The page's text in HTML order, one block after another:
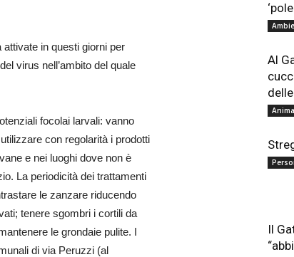
attivate in questi giorni per
virus nell’ambito del quale
focolai larvali: vanno
con regolarità i prodotti
e nei luoghi dove non è
La periodicità dei trattamenti
le zanzare riducendo
tenere sgombri i cortili da
le grondaie pulite. I
di via Peruzzi (al
Al
Il